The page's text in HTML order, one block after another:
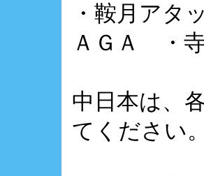
・鞍月ア
ＡＧＡ ・
中日本は、
てください。